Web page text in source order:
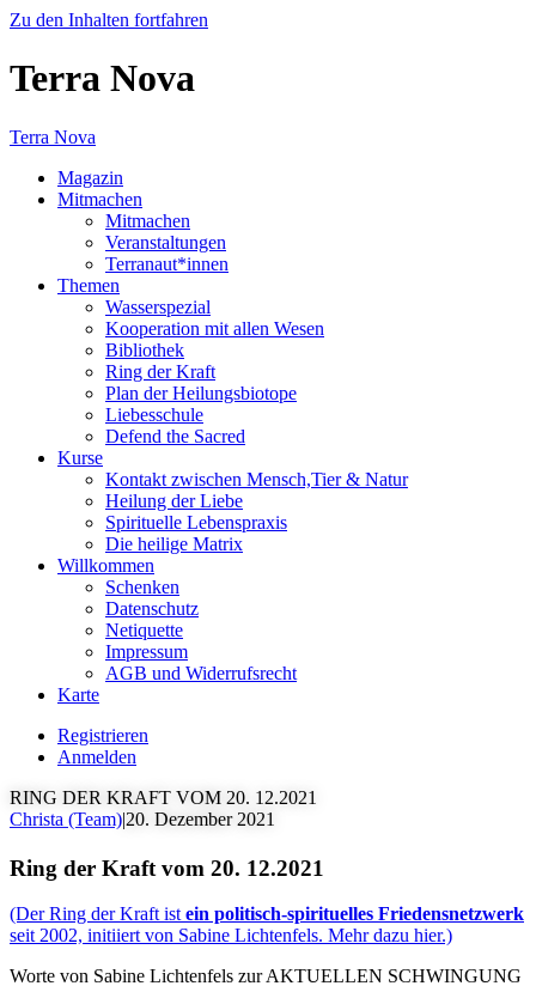
Zu den Inhalten fortfahren
Terra Nova
Terra Nova
Magazin
Mitmachen
Mitmachen
Veranstaltungen
Terranaut*innen
Themen
Wasserspezial
Kooperation mit allen Wesen
Bibliothek
Ring der Kraft
Plan der Heilungsbiotope
Liebesschule
Defend the Sacred
Kurse
Kontakt zwischen Mensch,Tier & Natur
Heilung der Liebe
Spirituelle Lebenspraxis
Die heilige Matrix
Willkommen
Schenken
Datenschutz
Netiquette
Impressum
AGB und Widerrufsrecht
Karte
Registrieren
Anmelden
RING DER KRAFT VOM 20. 12.2021
Christa (Team)|20. Dezember 2021
Ring der Kraft vom 20. 12.2021
(Der Ring der Kraft ist ein politisch-spirituelles Friedensnetzwerk
seit 2002, initiiert von Sabine Lichtenfels. Mehr dazu hier.)
Worte von Sabine Lichtenfels zur AKTUELLEN SCHWINGUNG